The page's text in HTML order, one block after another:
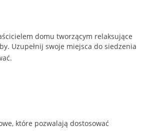
domu tworzącym relaksujące
Uzupełnij swoje miejsca do siedzenia
które pozwalają dostosować